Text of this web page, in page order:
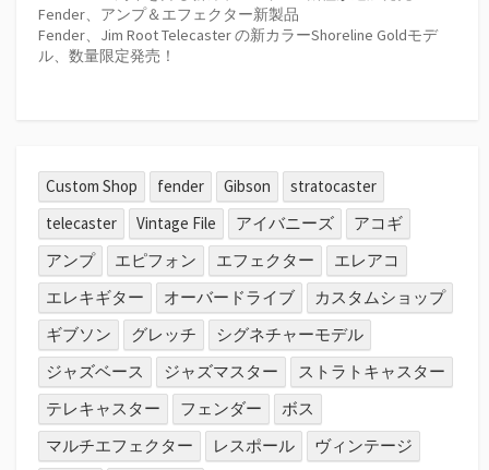
Fender、アンプ＆エフェクター新製品
Fender、Jim Root Telecaster の新カラーShoreline Goldモデ
ル、数量限定発売！
Custom Shop fender Gibson
stratocaster
telecaster
Vintage File アイバニーズ
アコギ
アンプ
エピフォン エフェクター
エレアコ
エレキギター
オーバードライブ
カスタムショップ
ギブソン
グレッチ
シグネチャーモデル
ジャズベース
ジャズマスター
ストラトキャスター
テレキャスター
フェンダー
ボス
マルチエフェクター
レスポール
ヴィンテージ